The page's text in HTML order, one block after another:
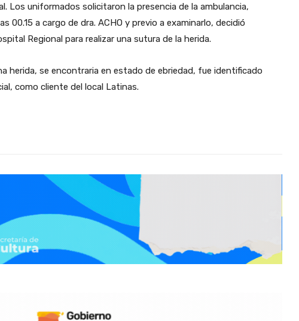
Los uniformados solicitaron la presencia de la ambulancia,
00.15 a cargo de dra. ACHO y previo a examinarlo, decidió
Regional para realizar una sutura de la herida.
herida, se encontraria en estado de ebriedad, fue identificado
como cliente del local Latinas.